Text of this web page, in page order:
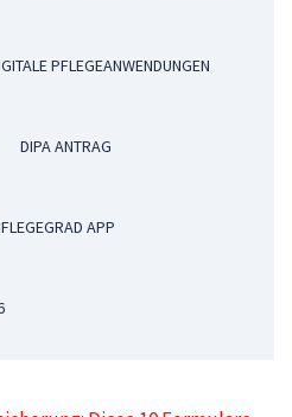
PFLEGEANWENDUNGEN
DIPA ANTRAG
APP